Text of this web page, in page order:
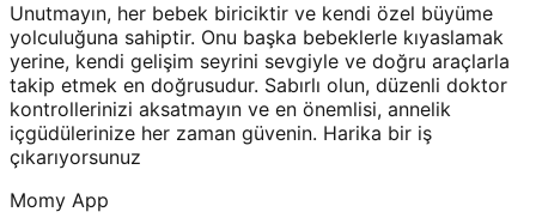
Unutmayın, her bebek biriciktir ve kendi özel büyüme
yolculuğuna sahiptir. Onu başka bebeklerle kıyaslamak
yerine, kendi gelişim seyrini sevgiyle ve doğru araçlarla
takip etmek en doğrusudur. Sabırlı olun, düzenli doktor
kontrollerinizi aksatmayın ve en önemlisi, annelik
içgüdülerinize her zaman güvenin. Harika bir iş
çıkarıyorsunuz
Momy App